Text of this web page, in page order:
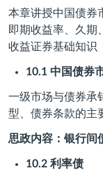
本章讲授中国债券
即期收益率、久期
收益证券基础知识
10.1 中国债券
一级市场与债券承
型、债券条款的主
思政内容：银行间
10.2 利率债